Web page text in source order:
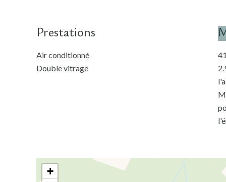
Prestations
Air conditionné
Double vitrage
+